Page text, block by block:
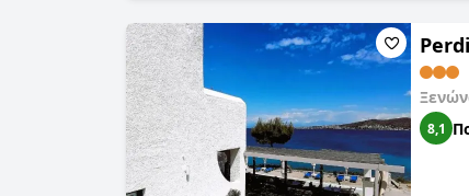
8,1